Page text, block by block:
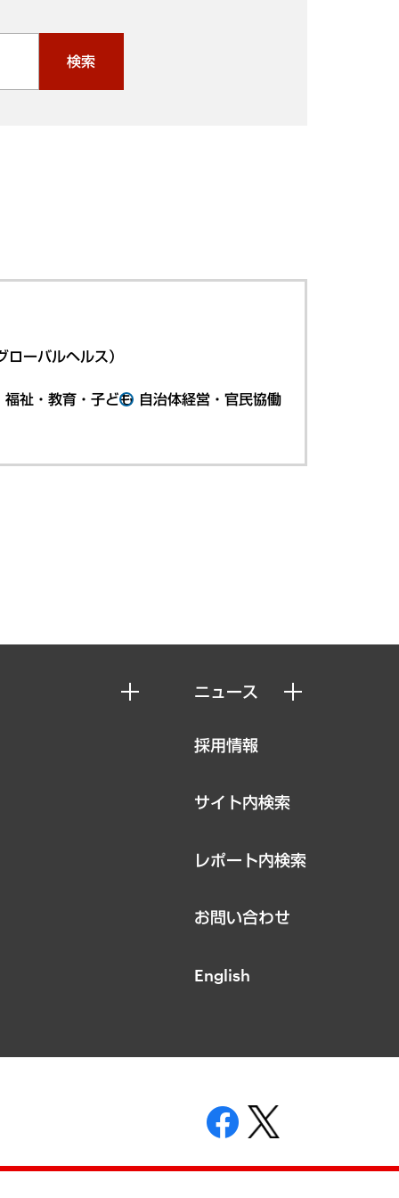
検索
ーバルヘルス）
福祉・教育・子ども 自治体経営・官民協働
ティガイドライン
ニュース
採用情報
サイト内検索
レポート内検索
お問い合わせ
English